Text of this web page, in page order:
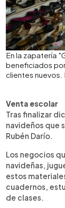
En la zapatería
beneficiados
clientes nuevos.
Venta escolar
Tras finalizar
navideños que
Rubén Darío.
Los negocios
navideñas,
estos
cuadernos,
de clases.